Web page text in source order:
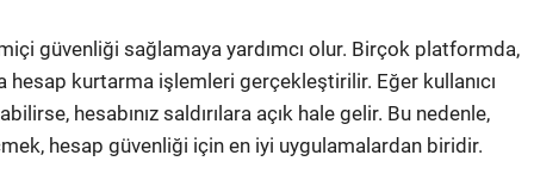
güvenliği sağlamaya yardımcı olur. Birçok platformda,
hesap kurtarma işlemleri gerçekleştirilir. Eğer kullanıcı
hesabınız saldırılara açık hale gelir. Bu nedenle,
hesap güvenliği için en iyi uygulamalardan biridir.